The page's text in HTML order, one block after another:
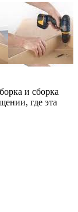
и сборка
где эта